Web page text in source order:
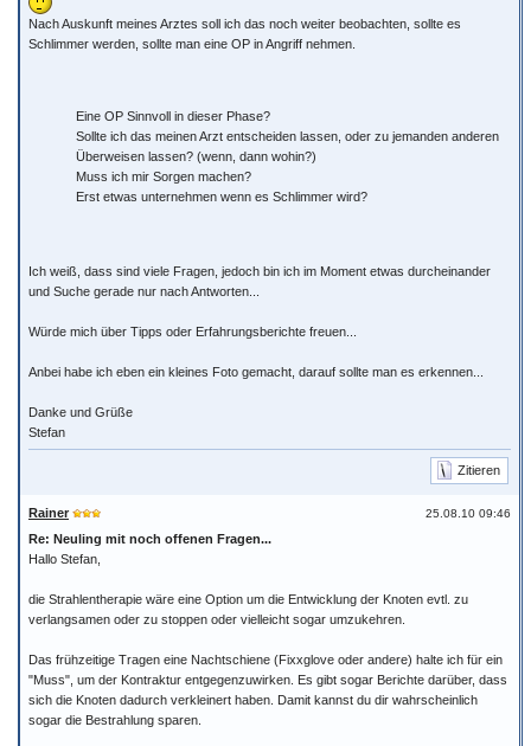
Nach Auskunft meines Arztes soll ich das noch weiter beobachten, sollte es
Schlimmer werden, sollte man eine OP in Angriff nehmen.
Eine OP Sinnvoll in dieser Phase?
Sollte ich das meinen Arzt entscheiden lassen, oder zu jemanden anderen
Überweisen lassen? (wenn, dann wohin?)
Muss ich mir Sorgen machen?
Erst etwas unternehmen wenn es Schlimmer wird?
Ich weiß, dass sind viele Fragen, jedoch bin ich im Moment etwas durcheinander
und Suche gerade nur nach Antworten...
Würde mich über Tipps oder Erfahrungsberichte freuen...
Anbei habe ich eben ein kleines Foto gemacht, darauf sollte man es erkennen...
Danke und Grüße
Stefan
Zitieren
25.08.10 09:46
Rainer
Re: Neuling mit noch offenen Fragen...
Hallo Stefan,
die Strahlentherapie wäre eine Option um die Entwicklung der Knoten evtl. zu
verlangsamen oder zu stoppen oder vielleicht sogar umzukehren.
Das frühzeitige Tragen eine Nachtschiene (Fixxglove oder andere) halte ich für ein
"Muss", um der Kontraktur entgegenzuwirken. Es gibt sogar Berichte darüber, dass
sich die Knoten dadurch verkleinert haben. Damit kannst du dir wahrscheinlich
sogar die Bestrahlung sparen.